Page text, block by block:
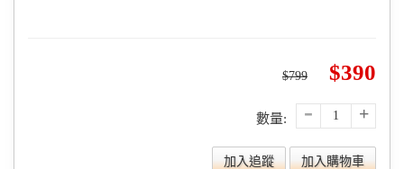
799 390
數量: - +
加入追蹤 加入購物車